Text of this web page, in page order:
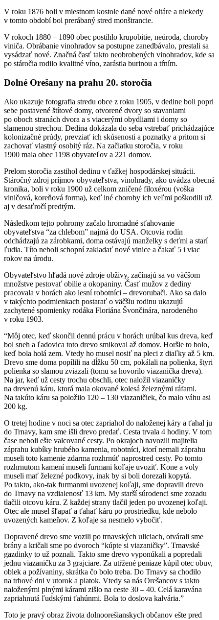
V roku 1876 boli v miestnom kostole dané nové oltáre a niekedy
v tomto období bol prerábaný stred monštrancie.
V rokoch 1880 – 1890 obec postihlo krupobitie, neúroda, choroby
viniča. Obrábanie vinohradov sa postupne zanedbávalo, prestali sa
vysádzať nové. Značná časť takto neobrobených vinohradov, kde sa
po stáročia rodilo kvalitné víno, zarástla burinou a tŕním.
Dolné Orešany na prahu 20. storočia
Ako ukazuje fotografia stredu obce z roku 1905, v dedine boli popri
sebe postavené štítové domy, otvorené dvory so stavaniami
po oboch stranách dvora a s viacerými obydliami i domy so
slamenou strechou. Dedina dokázala do seba vstrebať prichádzajúce
kolonizačné prúdy, prevziať ich skúsenosti a poznatky a pritom si
zachovať vlastný osobitý ráz. Na začiatku storočia, v roku
1900 mala obec 1198 obyvateľov a 221 domov.
Prelom storočia zastihol dedinu v ťažkej hospodárskej situácii.
Stáročný zdroj príjmov obyvateľstva, vinohrady, ako uvádza obecná
kronika, boli v roku 1900 už celkom zničené filoxérou (voška
viničová, koreňová forma), keď iné choroby ich veľmi poškodili už
aj v desaťročí predtým.
Následkom tejto pohromy začalo hromadné sťahovanie
obyvateľstva “za chlebom” najmä do USA. Otcovia rodín
odchádzajú za zárobkami, doma ostávajú manželky s deťmi a starí
ľudia. Títo neboli schopní zakladať nové vinice a čakať 5 i viac
rokov na úrodu.
Obyvateľstvo hľadá nové zdroje obživy, začínajú sa vo väčšom
množstve pestovať obilie a okopaniny. Časť mužov z dediny
pracovala v horách ako lesní robotníci – drevorubači. Ako sa dalo
v takýchto podmienkach postarať o väčšiu rodinu ukazujú
zachytené spomienky rodáka Floriána Švončinára, narodeného
v roku 1903.
“Môj otec, keď skončil dennú prácu v horách urúbal kus dreva, keď
bol sneh a ľadovica toto drevo smikoval až domov. Horšie to bolo,
keď bola holá zem. Vtedy ho musel nosiť na pleci z diaľky až 5 km.
Drevo sme doma popílili na dĺžku 50 cm, pokálali na polienka, štyri
polienka so slamou zviazali (tomu sa hovorilo viazanička dreva).
Na jar, keď už cesty trochu obschli, otec naložil viazaničky
na drevenú káru, ktorá mala okované kolesá železnými ráfami.
Na takúto káru sa položilo 120 – 130 viazaničiek, čo malo váhu asi
200 kg.
O tretej hodine v noci sa otec zapriahol do naloženej káry a ťahal ju
do Trnavy, kam sme išli drevo predať. Cesta trvala 4 hodiny. V tom
čase neboli ešte valcované cesty. Po okrajoch navozili majitelia
záprahu kubíky hrubého kamenia, robotníci, ktorí nemali záprahu
museli toto kamenie zdarma rozhrnúť naprostred cesty. Po tomto
rozhrnutom kamení museli furmani koľaje uvoziť. Kone a voly
museli mať železné podkovy, inak by si boli dorezali kopytá.
Po takto, ako-tak furmanmi uvozenej koľaji, sme dopravili drevo
do Trnavy na vzdialenosť 13 km. My starší súrodenci sme zozadu
tlačili otcovu káru. Z každej strany tlačil jeden po uvozenej koľaji.
Otec ale musel šľapať a ťahať káru po prostriedku, kde nebolo
uvozených kameňov. Z koľaje sa nesmelo vybočiť.
Dopravené drevo sme vozili po trnavských uliciach, otvárali sme
brány a kričali sme po dvoroch “kúpte si viazaničky”. Trnavské
gazdinky to už poznali. Takto sme drevo vyponúkali a popredali
jednu viazaničku za 3 grajciare. Za utŕžené peniaze kúpil otec obuv,
oblek a požívaniny, skrátka čo bolo treba. Do Trnavy sa chodilo
na trhové dni v utorok a piatok. Vtedy sa nás Orešancov s takto
naloženými plnými kárami zišlo na ceste 30 – 40. Celá karavána
zapriahnutá ľudskými ťahúnmi. Bola to doslova kalvária.”
Toto je pravý obraz života dolnoorešianskych občanov ešte pred